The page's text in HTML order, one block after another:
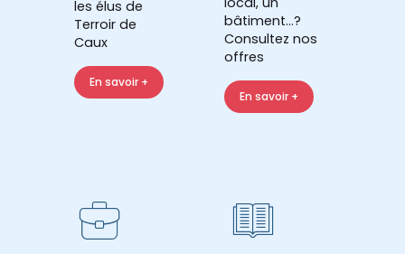
les élus de
Terroir de
Caux
En savoir +
bâtiment...?
Consultez nos
offres
En savoir +